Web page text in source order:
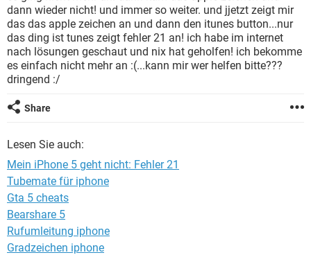
FACEBOOK HARDWARE
WINDOWS 10 INSTAGRAM
WHATSAPP TIKTOK
FACEBOOK HARDWARE
dann wieder nicht! und immer so weiter. und jjetzt zeigt mir
das das apple zeichen an und dann den itunes button...nur
das ding ist tunes zeigt fehler 21 an! ich habe im internet
nach lösungen geschaut und nix hat geholfen! ich bekomme
es einfach nicht mehr an :(...kann mir wer helfen bitte???
dringend :/
Share
Lesen Sie auch:
Mein iPhone 5 geht nicht: Fehler 21
Tubemate für iphone
Gta 5 cheats
Bearshare 5
Rufumleitung iphone
Gradzeichen iphone